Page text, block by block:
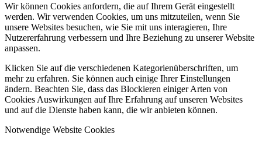
Wir können Cookies anfordern, die auf Ihrem Gerät eingestellt
werden. Wir verwenden Cookies, um uns mitzuteilen, wenn Sie
unsere Websites besuchen, wie Sie mit uns interagieren, Ihre
Nutzererfahrung verbessern und Ihre Beziehung zu unserer Website
anpassen.
Klicken Sie auf die verschiedenen Kategorienüberschriften, um
mehr zu erfahren. Sie können auch einige Ihrer Einstellungen
ändern. Beachten Sie, dass das Blockieren einiger Arten von
Cookies Auswirkungen auf Ihre Erfahrung auf unseren Websites
und auf die Dienste haben kann, die wir anbieten können.
Notwendige Website Cookies